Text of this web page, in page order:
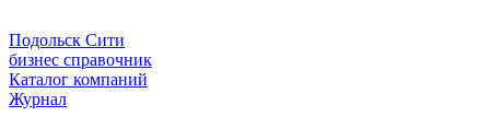
Подольск Сити
бизнес справочник
Каталог компаний
Журнал